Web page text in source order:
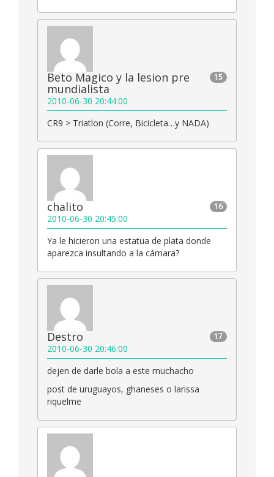
15
Beto Magico y la lesion pre
mundialista
2010-06-30 20:44:00
CR9 > Triatlon (Corre, Bicicleta…y NADA)
16
chalito
2010-06-30 20:45:00
Ya le hicieron una estatua de plata donde
aparezca insultando a la cámara?
17
Destro
2010-06-30 20:46:00
dejen de darle bola a este muchacho
post de uruguayos, ghaneses o larissa
riquelme